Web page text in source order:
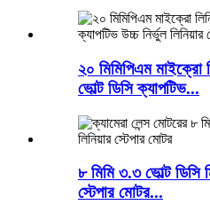
২০ মিমিপিএম মাইক্রো
ভোল্ট ডিসি ক্যাপটিভ...
৮ মিমি ৩.৩ ভোল্ট ডিসি
স্টেপার মোটর...